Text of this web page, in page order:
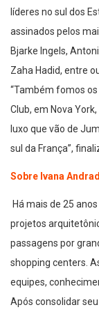
líderes no sul dos
assinados pelos
Bjarke Ingels,
Zaha Hadid, entre
“Também fomos
Club, em Nova
luxo que vão de
sul da França”,
Sobre Ivana
Há mais de 25
projetos
passagens por
shopping centers.
equipes,
Após consolidar